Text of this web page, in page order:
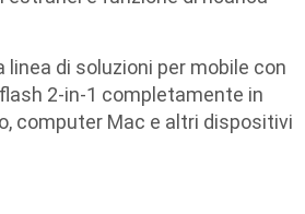
linea di soluzioni per mobile con
flash 2-in-1 completamente in
computer Mac e altri dispositivi